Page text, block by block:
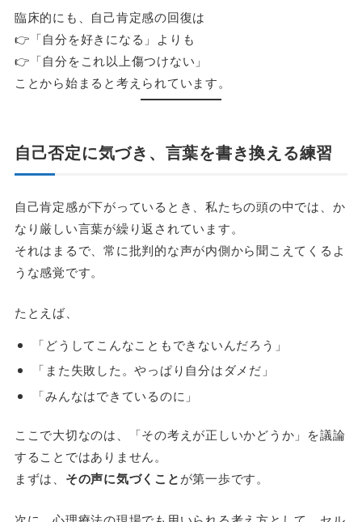
臨床的にも、自己肯定感の回復は
👉「自分を好きになる」よりも
👉「自分をこれ以上傷つけない」
ことから始まると考えられています。
自己否定に気づき、言葉を書き換える練習
自己肯定感が下がっているとき、私たちの頭の中では、か
なり厳しい言葉が繰り返されています。
それはまるで、常に批判的な声が内側から聞こえてくるよ
うな感覚です。
たとえば、
「どうしてこんなこともできないんだろう」
「また失敗した。やっぱり自分はダメだ」
「みんなはできているのに」
ここで大切なのは、「その考えが正しいかどうか」を議論
することではありません。
まずは、 その声に気づくことが第一歩です。